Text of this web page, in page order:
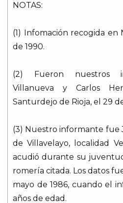
NOTAS:
(1) Infomación recogida en
de 1990.
(2) Fueron nuestros
Villanueva y Carlos
Santurdejo de Rioja, el 29
(3) Nuestro informante fue
de Villavelayo, localidad
acudió durante su
romería citada. Los datos
mayo de 1986, cuando el
años de edad.